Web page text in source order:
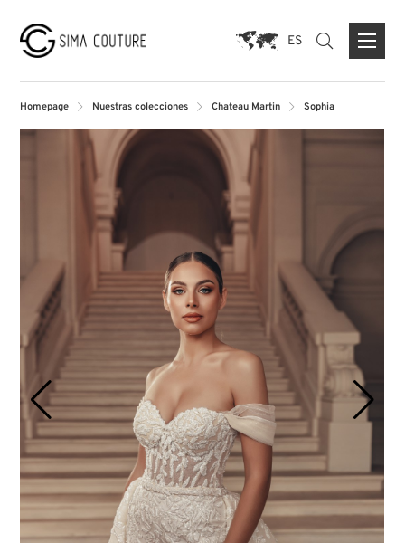
ACERCA DE NOSOTROS
PRENSA
FORMULARIO DE CONTACTO
TIENDA INSIGNIA DUISBURG
TIENDA PARIS
TIENDA MUNICH
TIENDA ISTANBUL
ES
Homepage Nuestras colecciones Chateau Martin Sophia